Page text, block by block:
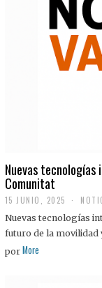
Nuevas
Comunitat
15 JUNIO, 2025
Nuevas tecnologías
futuro de la movilidad
por More